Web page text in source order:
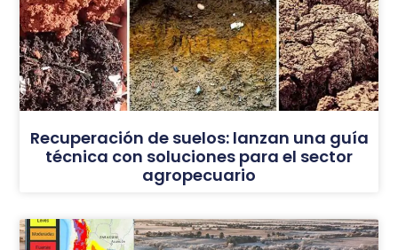
Recuperación de suelos: lanzan una guía
técnica con soluciones para el sector
agropecuario